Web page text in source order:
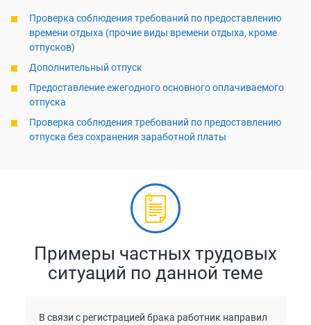
Проверка соблюдения требований по предоставлению
времени отдыха (прочие виды времени отдыха, кроме
отпусков)
Дополнительный отпуск
Предоставление ежегодного основного оплачиваемого
отпуска
Проверка соблюдения требований по предоставлению
отпуска без сохранения заработной платы
Примеры частных трудовых
ситуаций по данной теме
В связи с регистрацией брака работник направил